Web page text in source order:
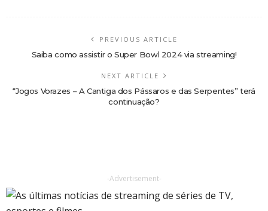
PREVIOUS ARTICLE
Saiba como assistir o Super Bowl 2024 via streaming!
NEXT ARTICLE
“Jogos Vorazes – A Cantiga dos Pássaros e das Serpentes” terá
continuação?
-Advertisement-